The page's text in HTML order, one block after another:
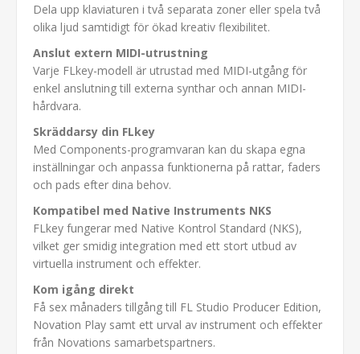
Dela upp klaviaturen i två separata zoner eller spela två
olika ljud samtidigt för ökad kreativ flexibilitet.
Anslut extern MIDI-utrustning
Varje FLkey-modell är utrustad med MIDI-utgång för
enkel anslutning till externa synthar och annan MIDI-
hårdvara.
Skräddarsy din FLkey
Med Components-programvaran kan du skapa egna
inställningar och anpassa funktionerna på rattar, faders
och pads efter dina behov.
Kompatibel med Native Instruments NKS
FLkey fungerar med Native Kontrol Standard (NKS),
vilket ger smidig integration med ett stort utbud av
virtuella instrument och effekter.
Kom igång direkt
Få sex månaders tillgång till FL Studio Producer Edition,
Novation Play samt ett urval av instrument och effekter
från Novations samarbetspartners.